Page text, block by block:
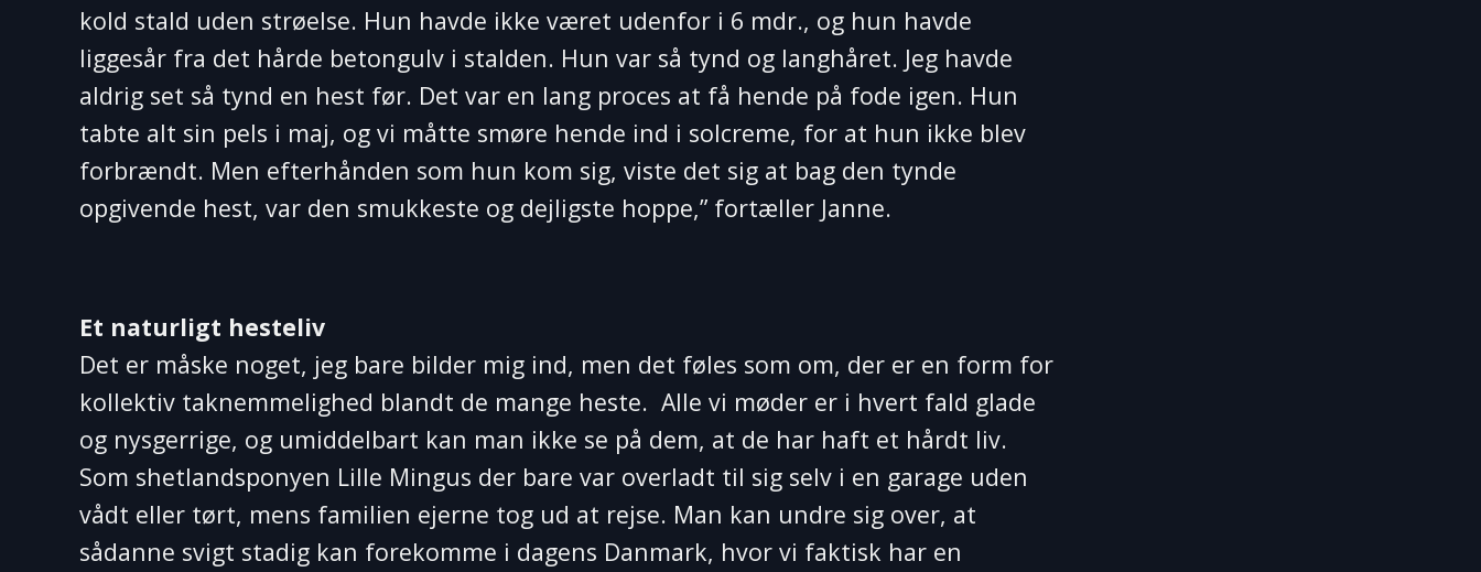
kold stald uden strøelse. Hun havde ikke været udenfor i 6 mdr., og hun havde
liggesår fra det hårde betongulv i stalden. Hun var så tynd og langhåret. Jeg havde
aldrig set så tynd en hest før. Det var en lang proces at få hende på fode igen. Hun
tabte alt sin pels i maj, og vi måtte smøre hende ind i solcreme, for at hun ikke blev
forbrændt. Men efterhånden som hun kom sig, viste det sig at bag den tynde
opgivende hest, var den smukkeste og dejligste hoppe,” fortæller Janne.
Et naturligt hesteliv
Det er måske noget, jeg bare bilder mig ind, men det føles som om, der er en form for
kollektiv taknemmelighed blandt de mange heste. Alle vi møder er i hvert fald glade
og nysgerrige, og umiddelbart kan man ikke se på dem, at de har haft et hårdt liv.
Som shetlandsponyen Lille Mingus der bare var overladt til sig selv i en garage uden
vådt eller tørt, mens familien ejerne tog ud at rejse. Man kan undre sig over, at
sådanne svigt stadig kan forekomme i dagens Danmark, hvor vi faktisk har en